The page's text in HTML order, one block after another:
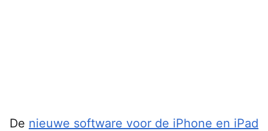
De nieuwe software voor de iPhone en iPad